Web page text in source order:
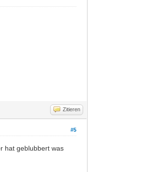
Zitieren
#5
hat geblubbert was